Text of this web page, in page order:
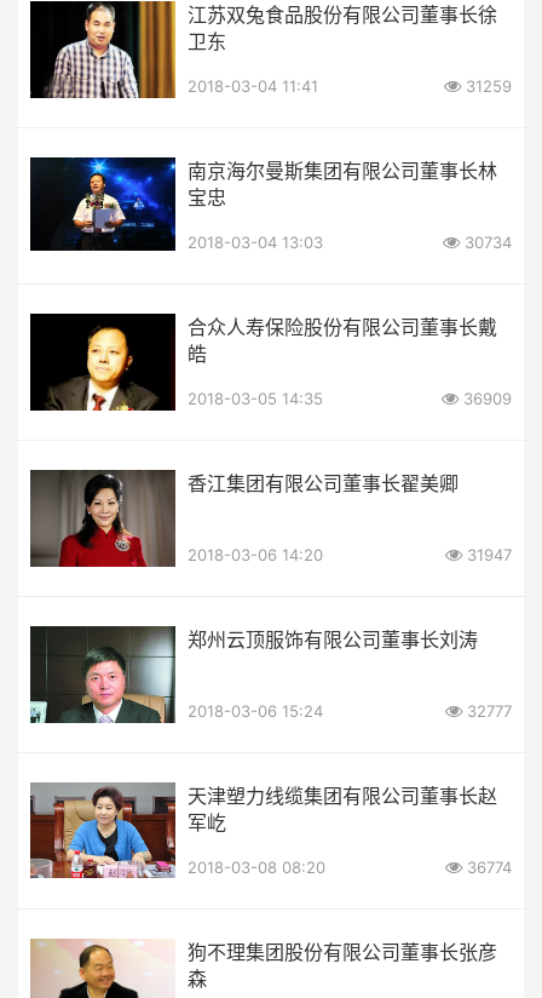
江苏双兔食品股份有限公司董事长徐
卫东
2018-03-04 11:41 31259
南京海尔曼斯集团有限公司董事长林
宝忠
2018-03-04 13:03 30734
合众人寿保险股份有限公司董事长戴
皓
2018-03-05 14:35 36909
香江集团有限公司董事长翟美卿
2018-03-06 14:20 31947
郑州云顶服饰有限公司董事长刘涛
2018-03-06 15:24 32777
天津塑力线缆集团有限公司董事长赵
军屹
2018-03-08 08:20 36774
狗不理集团股份有限公司董事长张彦
森